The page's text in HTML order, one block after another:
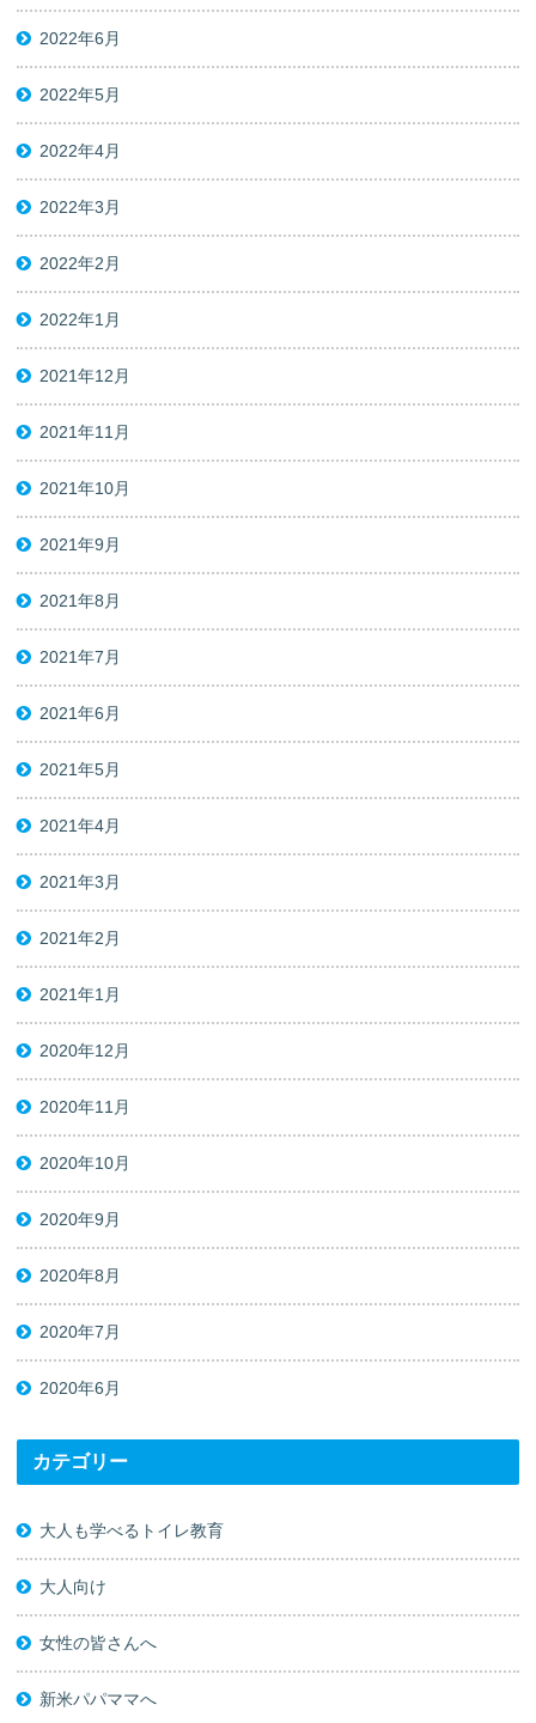
2022年6月
2022年5月
2022年4月
2022年3月
2022年2月
2022年1月
2021年12月
2021年11月
2021年10月
2021年9月
2021年8月
2021年7月
2021年6月
2021年5月
2021年4月
2021年3月
2021年2月
2021年1月
2020年12月
2020年11月
2020年10月
2020年9月
2020年8月
2020年7月
2020年6月
カテゴリー
大人も学べるトイレ教育
大人向け
女性の皆さんへ
新米パパママへ